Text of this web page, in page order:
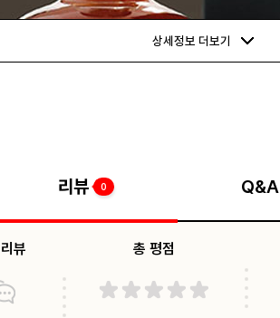
상세정보 더보기
리뷰 0 Q&A
뷰 총 평점